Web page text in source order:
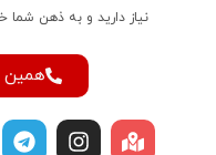
نیاز دارید و به ذهن شما
همین